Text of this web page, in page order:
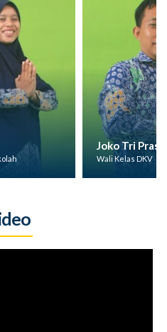
Joko Tri Prasetyo